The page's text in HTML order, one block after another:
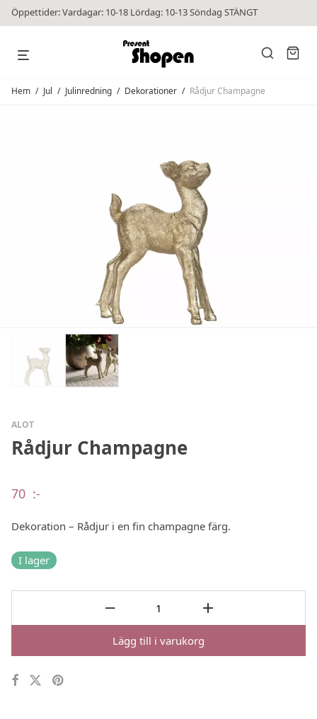
Öppettider: Vardagar: 10-18 Lördag: 10-13 Söndag STÄNGT
Hem / Jul / Julinredning / Dekorationer / Rådjur Champagne
ALOT
Rådjur Champagne
70 :-
Dekoration – Rådjur i en fin champagne färg.
I lager
Lägg till i varukorg